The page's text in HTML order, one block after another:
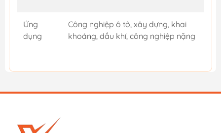
Ứng
dụng
Công nghiệp ô tô, xây dựng, khai
khoáng, dầu khí, công nghiệp nặng